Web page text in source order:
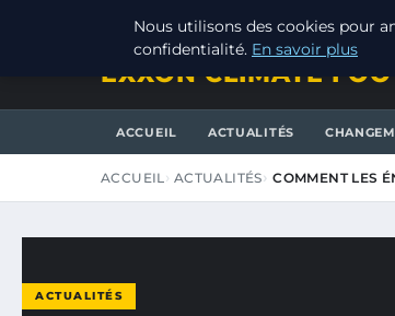
SAMEDI 8 AOÛT 2026
EXXON CLIMATE
ACCUEIL ACTUALITÉS
ACCUEIL ACTUALITÉS COMMENT LES
ACTUALITÉS
Nous utilisons des cookies pour
confidentialité. En savoir plus